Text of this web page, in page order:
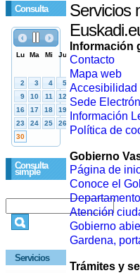
Consulta
Consulta
simple
Servicios
Servicios
Información
Contacto
Mapa web
Accesibilidad
Sede
Información
Política de
Gobierno
Página de
Conoce el
Atención
Gobierno
Gardena,
Trámites y